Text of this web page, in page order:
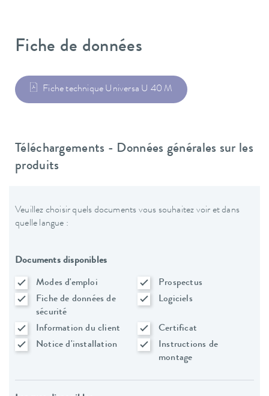
Fiche de données
Fiche technique Universa U 40 M
Téléchargements - Données générales sur les
produits
Veuillez choisir quels documents vous souhaitez voir et dans
quelle langue :
Documents disponibles
Modes d'emploi
Prospectus
Fiche de données de
sécurité
Logiciels
Information du client
Certificat
Notice d'installation
Instructions de
montage